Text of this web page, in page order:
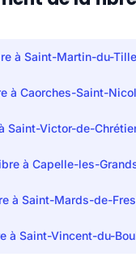
à Saint-Martin-du-
à Caorches-Saint-
Saint-Victor-de-
à Capelle-les-
à Saint-Mards-de-
à Saint-Vincent-du-